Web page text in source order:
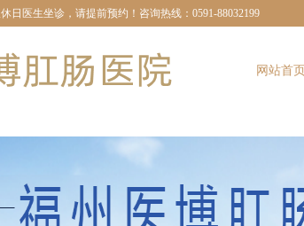
医生坐诊，请提前预约！咨询热线：0591-88032199
网站首页